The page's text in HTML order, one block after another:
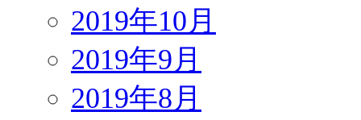
2019年10月
2019年9月
2019年8月